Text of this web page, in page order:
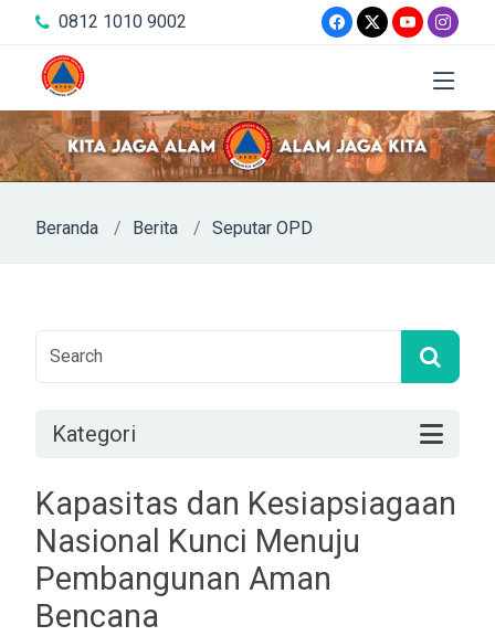
0812 1010 9002
Beranda Berita Seputar OPD
Kategori
Kapasitas dan Kesiapsiagaan
Nasional Kunci Menuju
Pembangunan Aman
Bencana